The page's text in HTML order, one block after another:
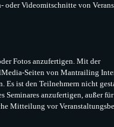
Videomitschnitte von
Fotos anzufertigen. Mit der
Seiten von Mantrailing
ist den Teilnehmern nicht
Seminares anzufertigen, außer
Mitteilung vor